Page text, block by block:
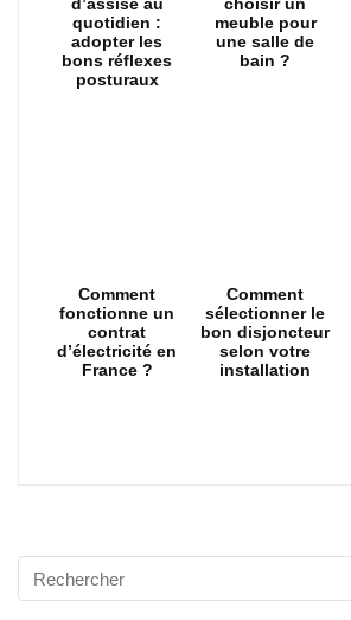
quotidien :
adopter les
bons réflexes
posturaux
meuble pour
une salle de
bain ?
Comment
fonctionne un
contrat
d’électricité en
France ?
Comment
sélectionner le
bon disjoncteur
selon votre
installation